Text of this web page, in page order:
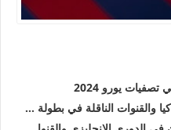
يورو 2024
في بطولة تصفيات كأس الأمم الأوروبية 2024